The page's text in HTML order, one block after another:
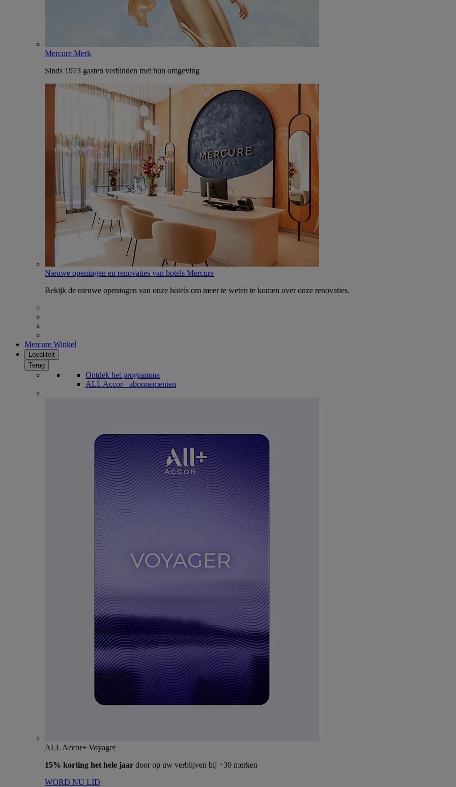
Mercure Merk
Sinds 1973 gasten verbinden met hun omgeving
Nieuwe openingen en renovaties van hotels Mercure
Bekijk de nieuwe openingen van onze hotels om meer te weten te komen over onze renovaties.
Mercure Winkel
Loyaliteit
Terug
Ontdek het programma
ALL Accor+ abonnementen
ALL Accor+ Voyager
15% korting het hele jaar door op uw verblijven bij +30 merken
WORD NU LID